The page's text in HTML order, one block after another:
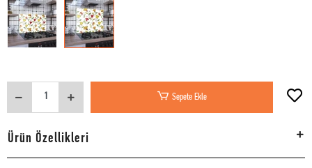
Sepete Ekle
Ürün Özellikleri